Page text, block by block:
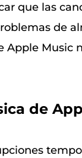
que las
de
Apple Music
de